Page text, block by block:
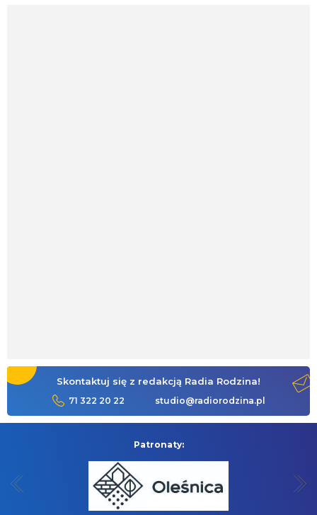
Skontaktuj się z redakcją Radia Rodzina!
71 322 20 22 studio@radiorodzina.pl
Patronaty: